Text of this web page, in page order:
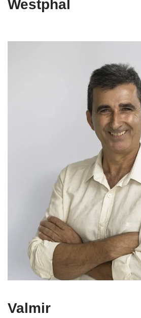
Westphal
Valmir